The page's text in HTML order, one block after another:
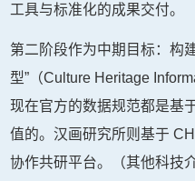
工具与标准化的成果交付。
第二阶段作为中期目标：构
型”（Culture Heritage
现在官方的数据规范都是基
值的。汉画研究所则基于
协作共研平台。（其他科技